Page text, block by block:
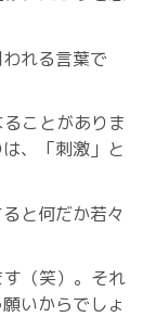
れる言葉で
ことがありま
、「刺激」と
と何だか若々
（笑）。それ
いからでしょ